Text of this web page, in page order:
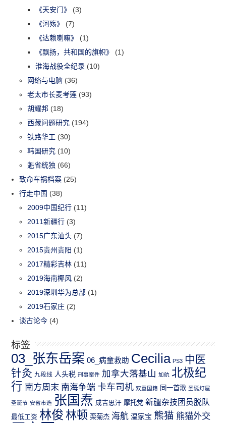
《天安门》
(3)
《河殇》
(7)
《达赖喇嘛》
(1)
《飘扬，共和国的旗帜》
(1)
淮海战役全纪录 (10)
网络与电脑 (36)
老太市长麦考莲 (93)
胡耀邦 (18)
西藏问题研究 (194)
铁路华工 (30)
韩国研究 (10)
魁省统独 (66)
致命车祸档案 (25)
行走中国 (38)
2009中国纪行 (11)
2011新疆行 (3)
2015广东汕头 (7)
2015贵州贵阳 (1)
2017精彩吉林 (11)
2019海南椰风 (2)
2019深圳华为总部 (1)
2019石家庄 (2)
谈古论今 (4)
标签
03_张东岳案 06_病童救助 Cecilia PS3 中医
针灸 九段线 人头税 刑事案件 加拿大落基山 加航 北极纪
行 南方周末 南海争端 卡车司机 双重国籍 同一首歌 圣诞灯屋
圣诞节 安省市选 张国焘 成吉思汗 摩托党 新疆杂技团员脱队
最低工资 林俊 林顿 栾菊杰 海航 温家宝 熊猫 熊猫外交